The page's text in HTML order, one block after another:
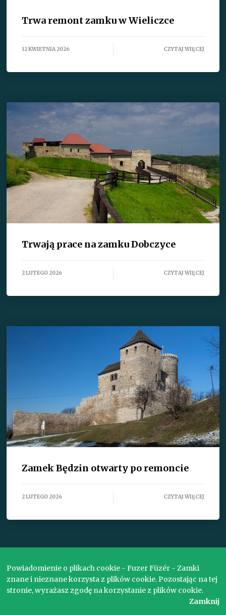
Trwa remont zamku w Wieliczce
12 KWIETNIA 2026 CZYTAJ WIĘCEJ
Trwają prace na zamku Dobczyce
2 LUTEGO 2026 CZYTAJ WIĘCEJ
Zamek Będzin otwarty po remoncie
2 LUTEGO 2026 CZYTAJ WIĘCEJ
Copyright © 2017. Wszelkie prawa zastrzeżone.
Powiadomienie o plikach cookie - Fuzer Füzér - Zamki
znane i nieznane korzysta z plików cookie. Pozostając na tej
stronie, wyrażasz zgodę na korzystanie z plików cookie.
Zamknij